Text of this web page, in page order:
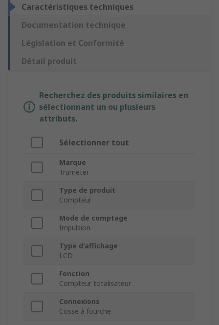
Caractéristiques techniques
Documentation technique
Législation et Conformité
Détail produit
Recherchez des produits similaires en
sélectionnant un ou plusieurs
attributs.
Sélectionner tout
Marque
Trumeter
Type de produit
Compteur
Mode de comptage
Impulsion
Type d'affichage
LCD
Fonction
Compteur totalisateur
Connexions
Cosse à fourche